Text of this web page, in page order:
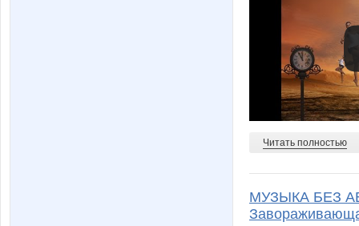
Слонихха Света
УУддааччаа
Это я!!!!
Читать полностью
МУЗЫКА БЕЗ